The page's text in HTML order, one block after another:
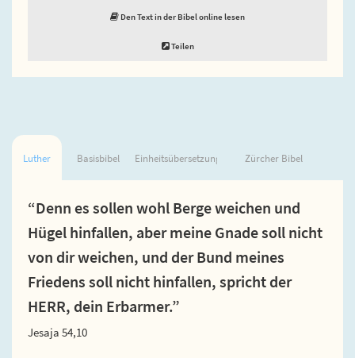
Den Text in der Bibel online lesen
Teilen
Luther Basisbibel Einheitsübersetzung Zürcher Bibel
“Denn es sollen wohl Berge weichen und
Hügel hinfallen, aber meine Gnade soll nicht
von dir weichen, und der Bund meines
Friedens soll nicht hinfallen, spricht der
HERR, dein Erbarmer.”
Jesaja 54,10